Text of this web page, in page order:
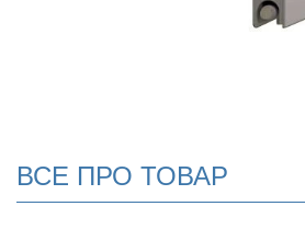
ВСЕ ПРО ТОВАР